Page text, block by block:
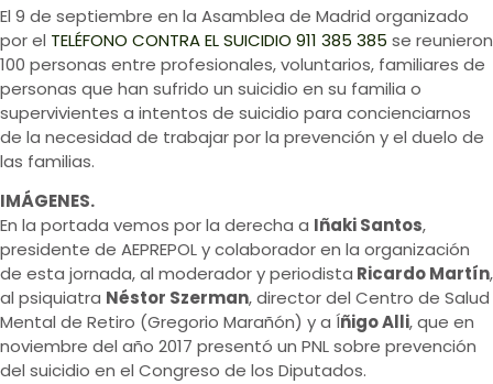
El 9 de septiembre en la Asamblea de Madrid organizado
por el TELÉFONO CONTRA EL SUICIDIO 911 385 385 se reunieron
100 personas entre profesionales, voluntarios, familiares de
personas que han sufrido un suicidio en su familia o
supervivientes a intentos de suicidio para concienciarnos
de la necesidad de trabajar por la prevención y el duelo de
las familias.
IMÁGENES.
En la portada vemos por la derecha a Iñaki Santos,
presidente de AEPREPOL y colaborador en la organización
de esta jornada, al moderador y periodista Ricardo Martín,
al psiquiatra Néstor Szerman, director del Centro de Salud
Mental de Retiro (Gregorio Marañón) y a Íñigo Alli, que en
noviembre del año 2017 presentó un PNL sobre prevención
del suicidio en el Congreso de los Diputados.